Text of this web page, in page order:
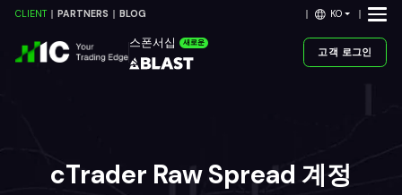
CLIENT PARTNERS BLOG KO
스폰서십 새로운
고객 로그인
cTrader Raw Spread 계정